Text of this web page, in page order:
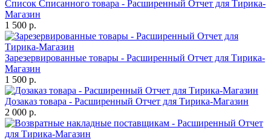
Список Списанного товара - Расширенный Отчет для Тирика-
Магазин
1 500 р.
Зарезервированные товары - Расширенный Отчет для Тирика-
Магазин
1 500 р.
Дозаказ товара - Расширенный Отчет для Тирика-Магазин
2 000 р.